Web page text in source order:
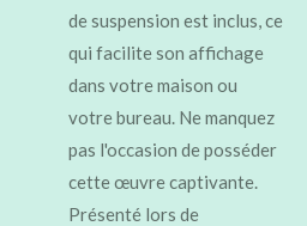
de suspension est inclus, ce
qui facilite son affichage
dans votre maison ou
votre bureau. Ne manquez
pas l'occasion de posséder
cette œuvre captivante.
Présenté lors de